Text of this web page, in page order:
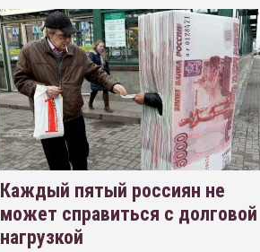
Каждый пятый россиян не
может справиться с долговой
нагрузкой